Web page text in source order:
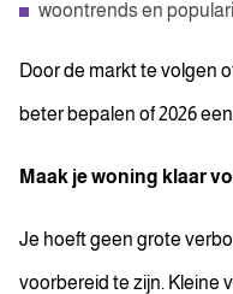
woontrends en
Door de markt te volgen
beter bepalen of 2026
Maak je woning klaar
Je hoeft geen grote
voorbereid te zijn. Kleine